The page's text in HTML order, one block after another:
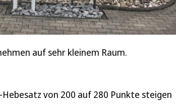
auf sehr kleinem Raum.
von 200 auf 280 Punkte steigen